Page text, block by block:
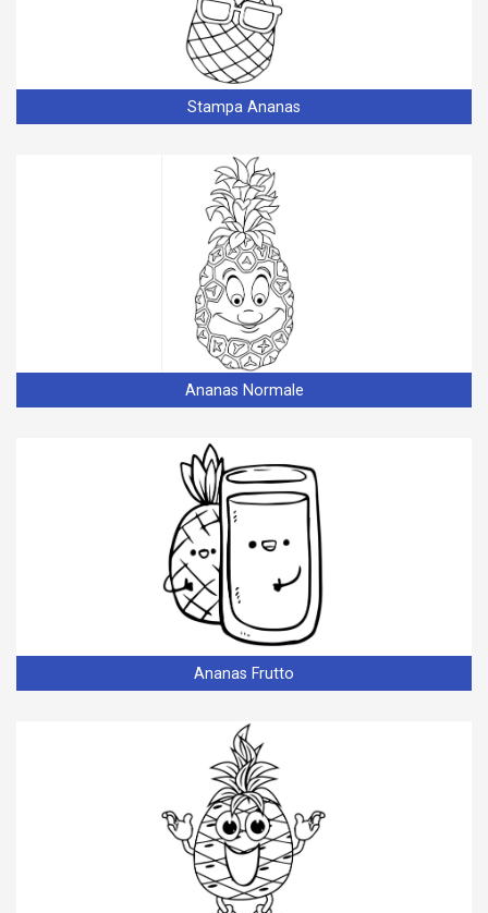
Stampa Ananas
Ananas Normale
Ananas Frutto